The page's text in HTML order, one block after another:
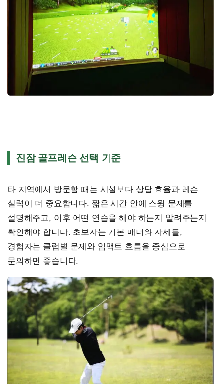
진잠 골프레슨 선택 기준
타 지역에서 방문할 때는 시설보다 상담 효율과 레슨
실력이 더 중요합니다. 짧은 시간 안에 스윙 문제를
설명해주고, 이후 어떤 연습을 해야 하는지 알려주는지
확인해야 합니다. 초보자는 기본 매너와 자세를,
경험자는 클럽별 문제와 임팩트 흐름을 중심으로
문의하면 좋습니다.